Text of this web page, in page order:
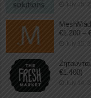
July 15,
€1.200 –
July 15,
€1.400)
July 14,